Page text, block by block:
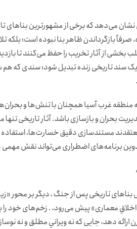
می‌دهد که برخی از مشهورترین بناهای
صرفاً بازگرداندن ظاهر بنا نبوده است؛
بخشی از آثار تخریب را حفظ می‌کنند تا
سند تاریخی زنده تبدیل شود؛ سندی که
منطقه غرب آسیا همچنان با تنش‌ها و
بحران و بازسازی باشد. آثار تاریخی
مستندسازی دقیق خسارت‌ها، استفاده
برنامه‌های اضطراری می‌تواند نقش
تاریخی پس از جنگ ، دیگر بر محور
معماری» پیش می‌رود، . زخم‌های خود را
ارائه دهد، جایی که نه ویرانیِ مطلق و نه